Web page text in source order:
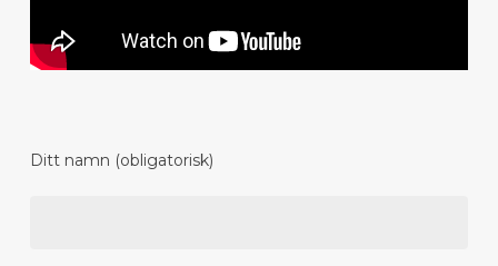
Ditt namn (obligatorisk)